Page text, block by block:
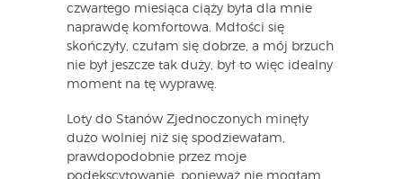
czwartego miesiąca ciąży była dla mnie
naprawdę komfortowa. Mdłości się
skończyły, czułam się dobrze, a mój brzuch
nie był jeszcze tak duży, był to więc idealny
moment na tę wyprawę.
Loty do Stanów Zjednoczonych minęły
dużo wolniej niż się spodziewałam,
prawdopodobnie przez moje